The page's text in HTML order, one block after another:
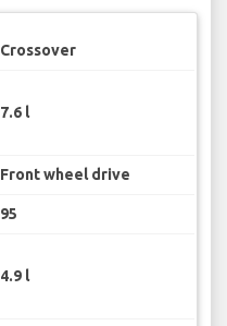
Crossover
7.6 l
Front wheel drive
95
4.9 l